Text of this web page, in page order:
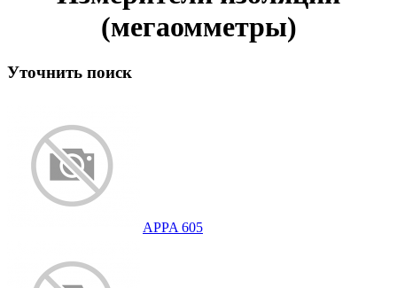
(мегаомметры)
Уточнить поиск
APPA 605